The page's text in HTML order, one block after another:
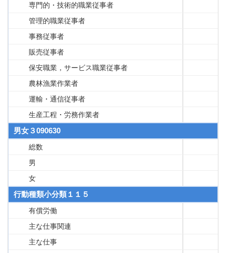
専門的・技術的職業従事者
管理的職業従事者
事務従事者
販売従事者
保安職業，サービス職業従事者
農林漁業作業者
運輸・通信従事者
生産工程・労務作業者
男女３090630
総数
男
女
行動種類小分類１１５
有償労働
主な仕事関連
主な仕事